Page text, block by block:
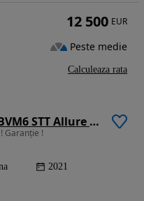
Peugeot 2008 1.2 PureTech BVM6 STT Allure Pack
Garanție !
2021
12 500 EUR
Peste medie
Calculeaza rata